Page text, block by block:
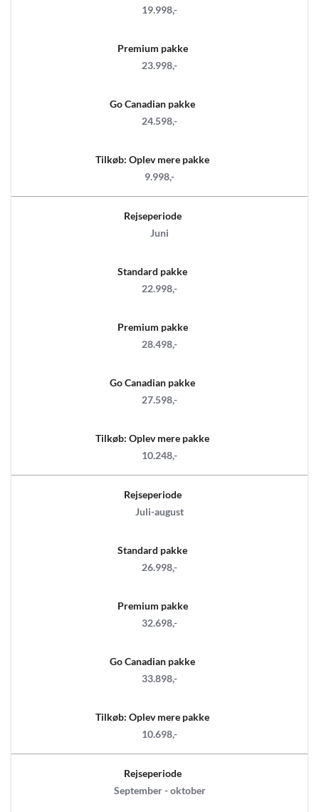
19.998,-
Premium pakke
23.998,-
Go Canadian pakke
24.598,-
Tilkøb: Oplev mere pakke
9.998,-
Rejseperiode
Juni
Standard pakke
22.998,-
Premium pakke
28.498,-
Go Canadian pakke
27.598,-
Tilkøb: Oplev mere pakke
10.248,-
Rejseperiode
Juli-august
Standard pakke
26.998,-
Premium pakke
32.698,-
Go Canadian pakke
33.898,-
Tilkøb: Oplev mere pakke
10.698,-
Rejseperiode
September - oktober